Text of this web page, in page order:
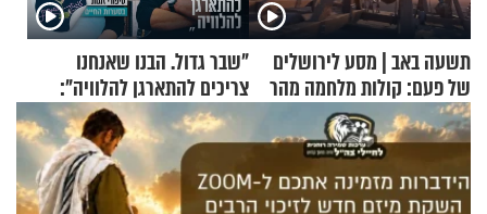
תשעה באב | מסע לירושלים
של פעם: קולות מלחמה מהר
הזיתים
"שבר גדול. הבנו שאנחנו
צריכים להתארגן להלוויה":
זוגיות במבחן, הפעם עם מרים
וגד דנינו